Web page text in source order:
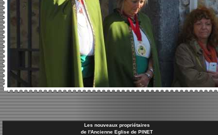
Les nouveaux propriétaires
de l'Ancienne Eglise de PINET